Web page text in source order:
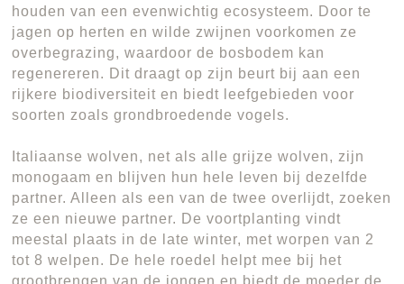
houden van een evenwichtig ecosysteem. Door te
jagen op herten en wilde zwijnen voorkomen ze
overbegrazing, waardoor de bosbodem kan
regenereren. Dit draagt op zijn beurt bij aan een
rijkere biodiversiteit en biedt leefgebieden voor
soorten zoals grondbroedende vogels.
Italiaanse wolven, net als alle grijze wolven, zijn
monogaam en blijven hun hele leven bij dezelfde
partner. Alleen als een van de twee overlijdt, zoeken
ze een nieuwe partner. De voortplanting vindt
meestal plaats in de late winter, met worpen van 2
tot 8 welpen. De hele roedel helpt mee bij het
grootbrengen van de jongen en biedt de moeder de